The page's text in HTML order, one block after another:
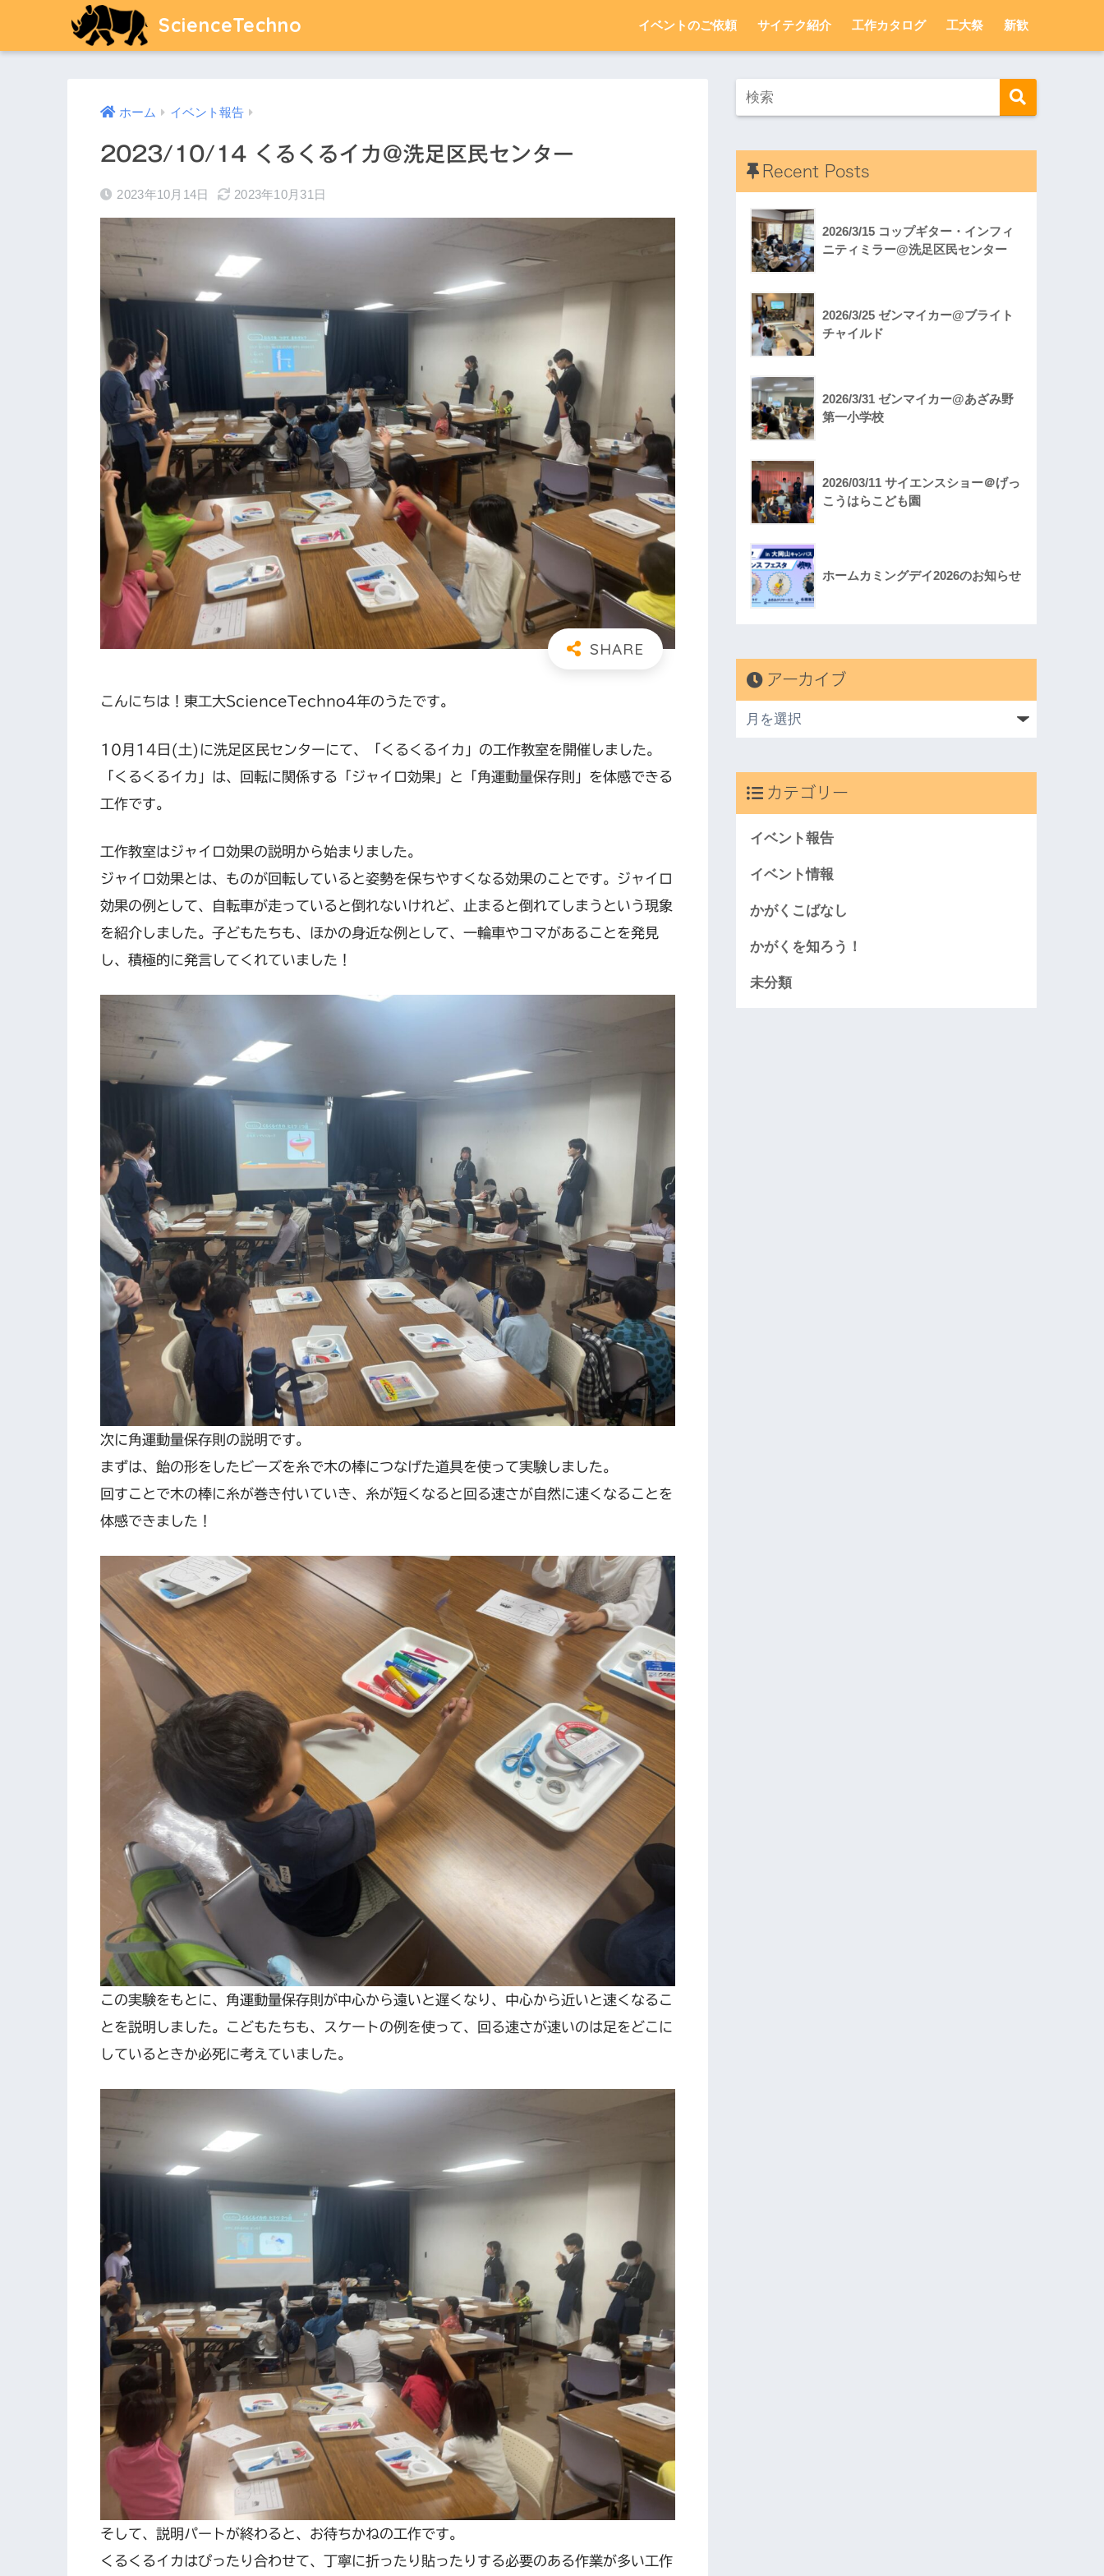
ScienceTechno イベントのご依頼 サイテク紹介 工作カタログ 工大祭 新歓
ホーム イベント報告
2023/10/14 くるくるイカ＠洗足区民センター
2023年10月14日 2023年10月31日
こんにちは！東工大ScienceTechno4年のうたです。
10月14日(土)に洗足区民センターにて、「くるくるイカ」の工作教室を開催しました。
「くるくるイカ」は、回転に関係する「ジャイロ効果」と「角運動量保存則」を体感できる
工作です。
工作教室はジャイロ効果の説明から始まりました。
ジャイロ効果とは、ものが回転していると姿勢を保ちやすくなる効果のことです。ジャイロ
効果の例として、自転車が走っていると倒れないけれど、止まると倒れてしまうという現象
を紹介しました。子どもたちも、ほかの身近な例として、一輪車やコマがあることを発見
し、積極的に発言してくれていました！
次に角運動量保存則の説明です。
まずは、飴の形をしたビーズを糸で木の棒につなげた道具を使って実験しました。
回すことで木の棒に糸が巻き付いていき、糸が短くなると回る速さが自然に速くなることを
体感できました！
この実験をもとに、角運動量保存則が中心から遠いと遅くなり、中心から近いと速くなるこ
とを説明しました。こどもたちも、スケートの例を使って、回る速さが速いのは足をどこに
しているときか必死に考えていました。
そして、説明パートが終わると、お待ちかねの工作です。
くるくるイカはぴったり合わせて、丁寧に折ったり貼ったりする必要のある作業が多い工作
Recent Posts
2026/3/15 コップギター・インフィ
ニティミラー@洗足区民センター
2026/3/25 ゼンマイカー@ブライト
チャイルド
2026/3/31 ゼンマイカー@あざみ野
第一小学校
2026/03/11 サイエンスショー＠げっ
こうはらこども園
ホームカミングデイ2026のお知らせ
アーカイブ
カテゴリー
イベント報告
イベント情報
かがくこばなし
かがくを知ろう！
未分類